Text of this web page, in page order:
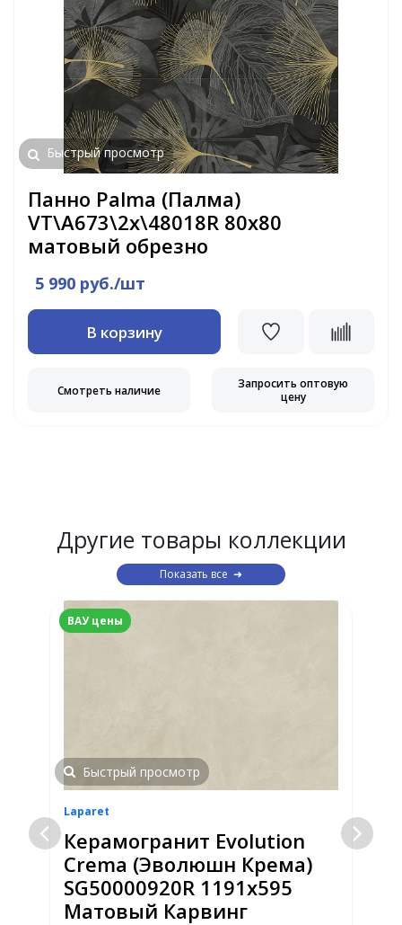
Быстрый просмотр
Панно Palma (Палма)
VT\A673\2x\48018R 80x80
матовый обрезно
5 990 руб./шт
В корзину
Смотреть наличие
Запросить оптовую
цену
Другие товары коллекции
Показать все
ВАУ цены
Быстрый просмотр
Laparet
Керамогранит Evolution
Crema (Эволюшн Крема)
SG50000920R 1191x595
Матовый Карвинг